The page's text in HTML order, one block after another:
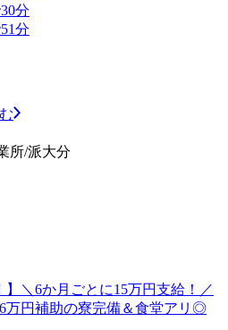
分
分
所/派大分
】＼6か月ごとに15万円支給！／
万円補助の寮完備＆食堂アリ◎